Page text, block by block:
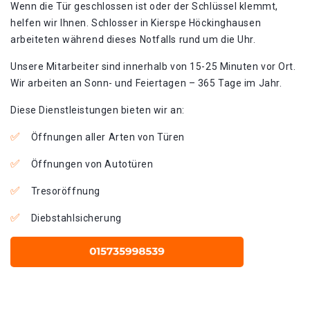
Wenn die Tür geschlossen ist oder der Schlüssel klemmt,
helfen wir Ihnen. Schlosser in Kierspe Höckinghausen
arbeiteten während dieses Notfalls rund um die Uhr.
Unsere Mitarbeiter sind innerhalb von 15-25 Minuten vor Ort.
Wir arbeiten an Sonn- und Feiertagen – 365 Tage im Jahr.
Diese Dienstleistungen bieten wir an:
Öffnungen aller Arten von Türen
Öffnungen von Autotüren
Tresoröffnung
Diebstahlsicherung